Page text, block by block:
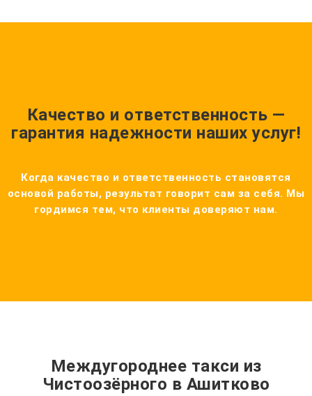
Качество и ответственность —
гарантия надежности наших услуг!
Когда качество и ответственность становятся
основой работы, результат говорит сам за себя. Мы
гордимся тем, что клиенты доверяют нам.
Междугороднее такси из
Чистоозёрного в Ашитково